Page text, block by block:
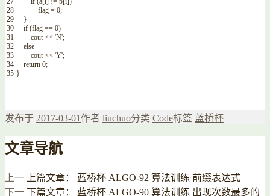
28
29
30
31
32
33
34
35
flag = 0;
}
if (flag == 0)
cout << 'N';
else
cout << 'Y';
return 0;
}
发布于 2017-03-01作者 liuchuo分类 Code标签 蓝桥杯
文章导航
上一 上篇文章：
蓝桥杯 ALGO-92 算法训练 前缀表达式
下一 下篇文章： 蓝桥杯 ALGO-90 算法训练 出现次数最多的